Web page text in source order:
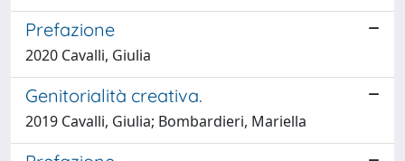
Prefazione
2020 Cavalli, Giulia
Genitorialità creativa.
2019 Cavalli, Giulia; Bombardieri, Mariella